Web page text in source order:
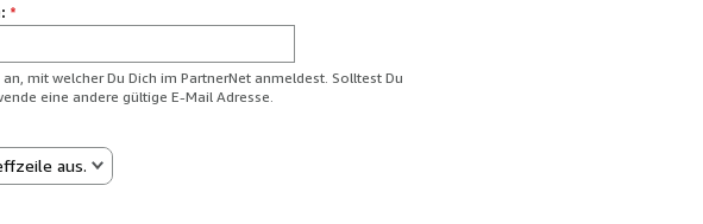
*
mit welcher Du Dich im PartnerNet anmeldest. Solltest Du
eine andere gültige E-Mail Adresse.
aus.